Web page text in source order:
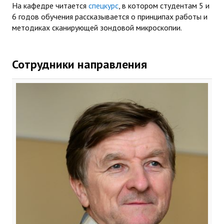
На кафедре читается спецкурс, в котором студентам 5 и
6 годов обучения рассказывается о принципах работы и
методиках сканирующей зондовой микроскопии.
Сотрудники направления